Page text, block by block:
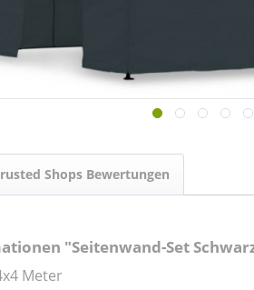
Shops Bewertungen
"Seitenwand-Set
Meter